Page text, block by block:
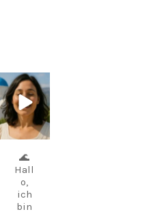
carpediem.tr
avel.guide
25. Juni
🌊
Hall
o,
ich
bin